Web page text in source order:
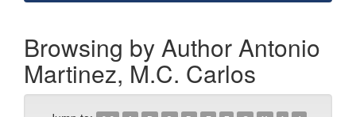
Browsing by Author Antonio
Martinez, M.C. Carlos